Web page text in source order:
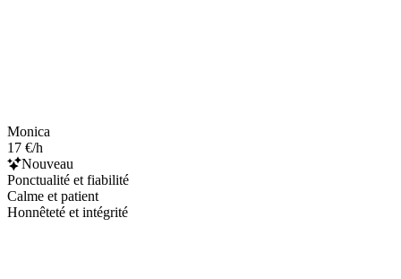
Monica
17 €/h
Nouveau
Ponctualité et fiabilité
Calme et patient
Honnêteté et intégrité